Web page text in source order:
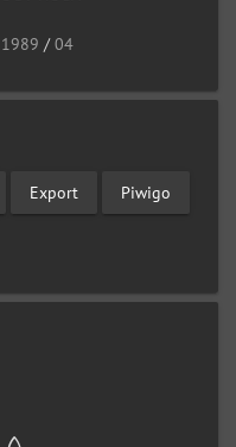
1989 /04
Export Piwigo